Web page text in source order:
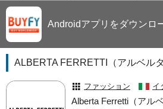
Androidアプリをダウンロ
ALBERTA FERRETTI（アルベル
ファッション イ
Alberta Ferretti（アル